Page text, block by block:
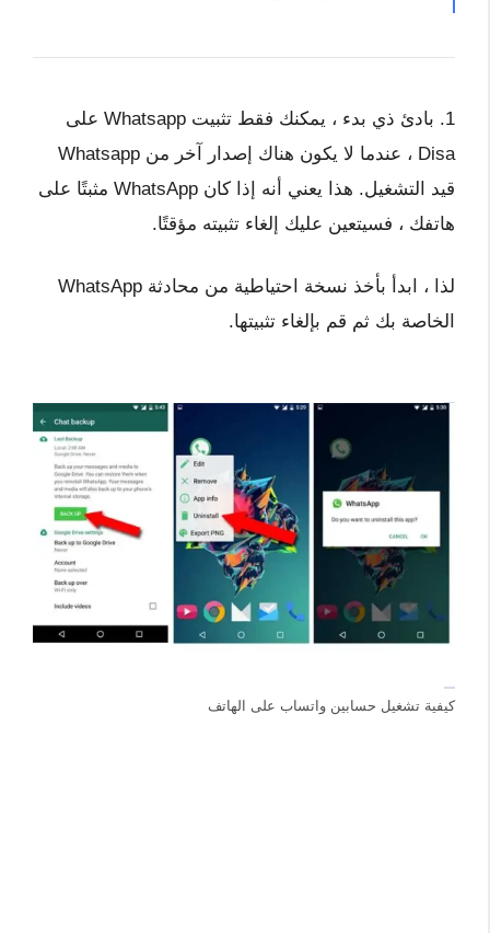
1. بادئ ذي بدء ، يمكنك فقط تثبيت Whatsapp على
Disa ، عندما لا يكون هناك إصدار آخر من Whatsapp
قيد التشغيل. هذا يعني أنه إذا كان WhatsApp مثبتًا على
هاتفك ، فسيتعين عليك إلغاء تثبيته مؤقتًا.
لذا ، ابدأ بأخذ نسخة احتياطية من محادثة WhatsApp
الخاصة بك ثم قم بإلغاء تثبيتها.
كيفية تشغيل حسابين واتساب على الهاتف